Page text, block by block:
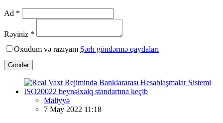
Ad *
Rəyiniz *
Oxudum və razıyam Şərh göndərmə qaydaları
Göndər
Maliyyə
7 May 2022 11:18